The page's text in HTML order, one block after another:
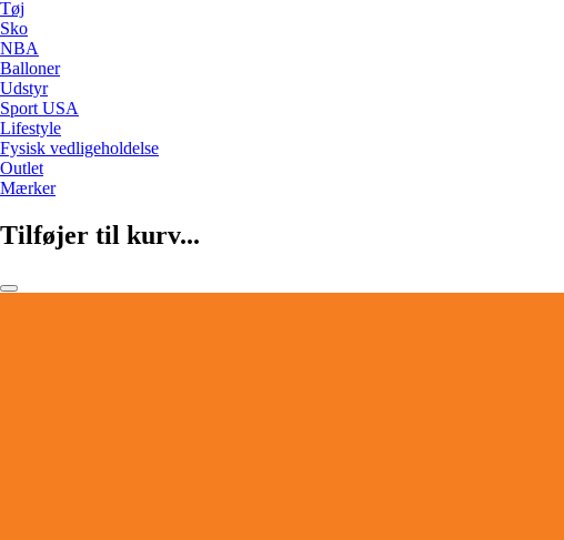
Tøj
Sko
NBA
Balloner
Udstyr
Sport USA
Lifestyle
Fysisk vedligeholdelse
Outlet
Mærker
Tilføjer til kurv...